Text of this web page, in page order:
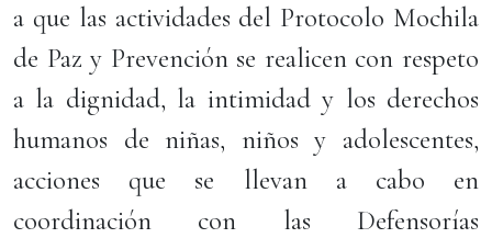
a que las actividades del Protocolo Mochila
de Paz y Prevención se realicen con respeto
a la dignidad, la intimidad y los derechos
humanos de niñas, niños y adolescentes,
acciones que se llevan a cabo en
coordinación con las Defensorías